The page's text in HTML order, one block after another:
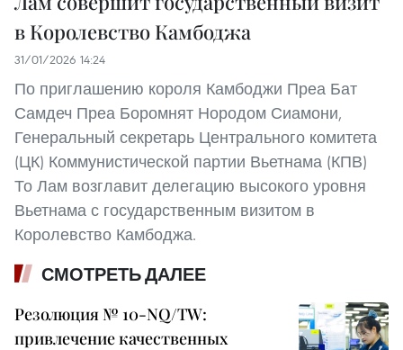
в Королевство Камбоджа
31/01/2026 14:24
По приглашению короля Камбоджи Преа Бат
Самдеч Преа Боромнят Нородом Сиамони,
Генеральный секретарь Центрального комитета
(ЦК) Коммунистической партии Вьетнама (КПВ)
То Лам возглавит делегацию высокого уровня
Вьетнама с государственным визитом в
Королевство Камбоджа.
СМОТРЕТЬ ДАЛЕЕ
Резолюция № 10-NQ/TW:
привлечение качественных